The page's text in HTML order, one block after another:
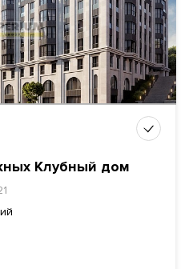
Клубный дом